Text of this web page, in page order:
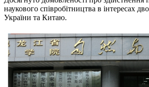
наукового співробітництва в інтересах
України та Китаю.